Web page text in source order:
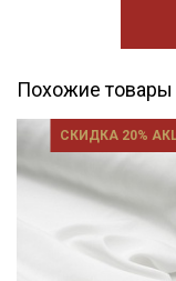
Похожие товары
СКИДКА 20%